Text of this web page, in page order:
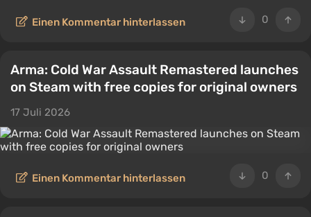
0
Einen Kommentar hinterlassen
Arma: Cold War Assault Remastered launches
on Steam with free copies for original owners
17 Juli 2026
0
Einen Kommentar hinterlassen